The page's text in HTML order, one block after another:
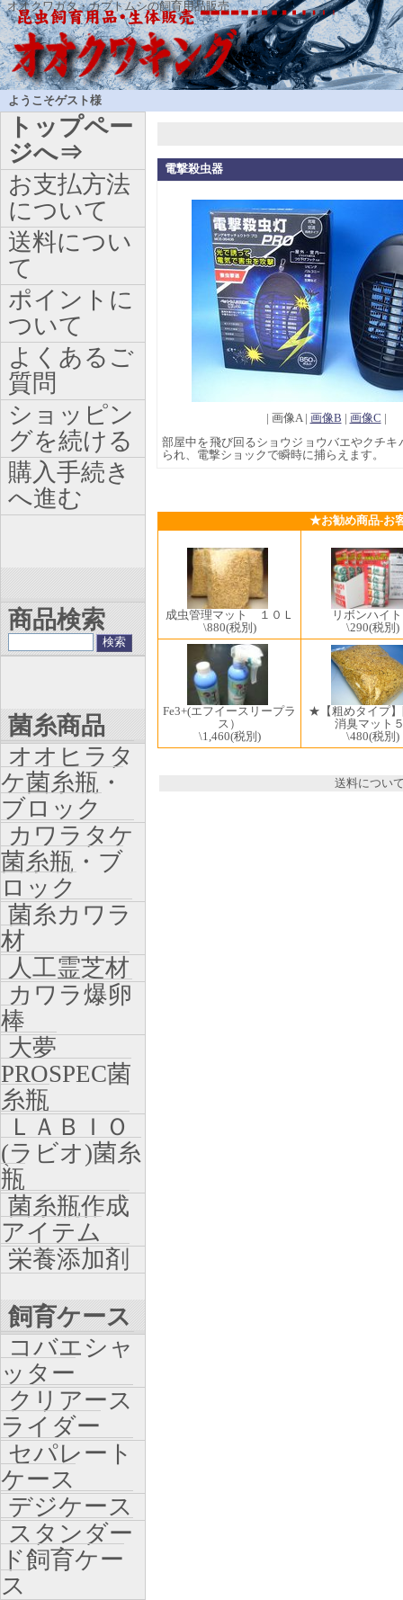
オオクワガタ・カブトムシの飼育用品販売
ようこそゲスト様
電撃殺虫器
| 画像A | 画像B | 画像C |
部屋中を飛び回るショウジョウバエやクチ
られ、電撃ショックで瞬時に捕らえます。
★お勧め商品-お
成虫管理マット １０Ｌ
\880(税別)
リボンハイ
\290(税別)
Fe3+(エフイースリープラ
ス）
\1,460(税別)
★【粗めタイプ
消臭マット
\480(税別)
送料につい
トップペー
ジへ⇒
お支払方法
について
送料につい
て
ポイントに
ついて
よくあるご
質問
ショッピン
グを続ける
購入手続き
へ進む
商品検索
菌糸商品
オオヒラタ
ケ菌糸瓶・
ブロック
カワラタケ
菌糸瓶・ブ
ロック
菌糸カワラ
材
人工霊芝材
カワラ爆卵
棒
大夢
PROSPEC菌
糸瓶
ＬＡＢＩＯ
(ラビオ)菌糸
瓶
菌糸瓶作成
アイテム
栄養添加剤
飼育ケース
コバエシャ
ッター
クリアース
ライダー
セパレート
ケース
デジケース
スタンダー
ド飼育ケー
ス